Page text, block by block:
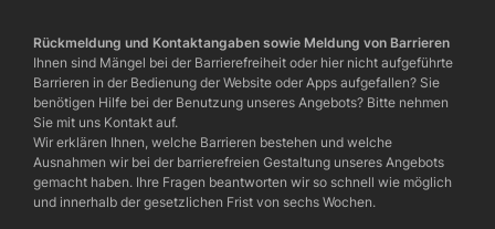
Rückmeldung und Kontaktangaben sowie Meldung von Barrieren
Ihnen sind Mängel bei der Barrierefreiheit oder hier nicht aufgeführte
Barrieren in der Bedienung der Website oder Apps aufgefallen? Sie
benötigen Hilfe bei der Benutzung unseres Angebots? Bitte nehmen
Sie mit uns Kontakt auf.
Wir erklären Ihnen, welche Barrieren bestehen und welche
Ausnahmen wir bei der barrierefreien Gestaltung unseres Angebots
gemacht haben. Ihre Fragen beantworten wir so schnell wie möglich
und innerhalb der gesetzlichen Frist von sechs Wochen.